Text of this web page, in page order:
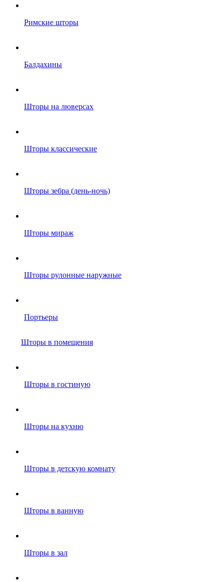
Римские шторы
Балдахины
Шторы на люверсах
Шторы классические
Шторы зебра (день-ночь)
Шторы мираж
Шторы рулонные наружные
Портьеры
Шторы в помещения
Шторы в гостиную
Шторы на кухню
Шторы в детскую комнату
Шторы в ванную
Шторы в зал